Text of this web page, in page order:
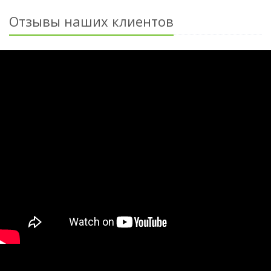
Отзывы наших клиентов